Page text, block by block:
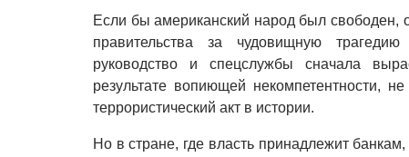
Если бы американский народ был свободен,
правительства за чудовищную
руководство и спецслужбы сначала
результате вопиющей некомпетентности,
террористический акт в истории.
Но в стране, где власть принадлежит